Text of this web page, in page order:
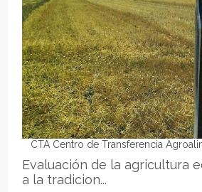
CTA Centro de Transferencia
Evaluación de la agricultura
a la tradicion...